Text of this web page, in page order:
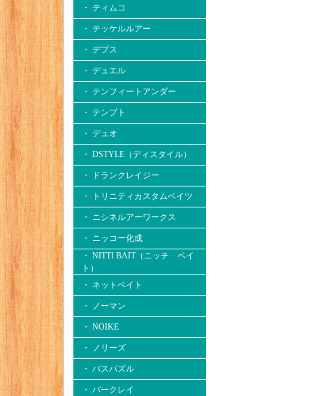
・ ティムコ
・ テッケルルアー
・ デプス
・ デュエル
・ テンフィートアンダー
・ テンプト
・ デュオ
・ DSTYLE（ディスタイル）
・ ドランクレイジー
・ トリニティカスタムベイツ
・ ニシネルアーワークス
・ ニッコー化成
・ NITTI BAIT（ニッチ ベイ
ト）
・ ネットベイト
・ ノーマン
・ NOIKE
・ ノリーズ
・ バスパズル
・ バークレイ